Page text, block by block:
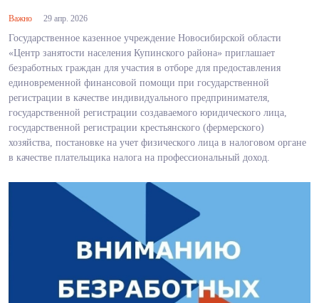
Важно 29 апр. 2026
Государственное казенное учреждение Новосибирской области
«Центр занятости населения Купинского района» приглашает
безработных граждан для участия в отборе для предоставления
единовременной финансовой помощи при государственной
регистрации в качестве индивидуального предпринимателя,
государственной регистрации создаваемого юридического лица,
государственной регистрации крестьянского (фермерского)
хозяйства, постановке на учет физического лица в налоговом органе
в качестве плательщика налога на профессиональный доход.